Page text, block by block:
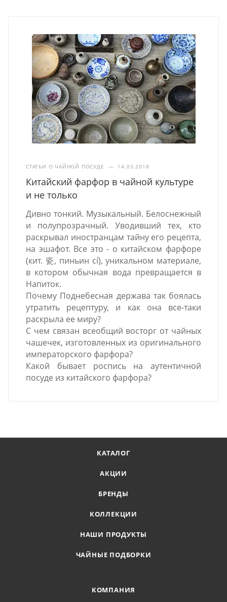
СТАТЬИ О ЧАЙНОЙ ПОСУДЕ — 14.03.2018
Китайский фарфор в чайной культуре
и не только
Дивно тонкий. Музыкальный. Белоснежный
и полупрозрачный. Уводивший тех, кто
раскрывал иностранцам тайну его рецепта,
на эшафот. Все это - о китайском фарфоре
(кит. 瓷, пиньин cí), уникальном материале,
в котором обычная вода превращается в
Напиток.
Почему Поднебесная держава так боялась
утратить рецептуру, и как она все-таки
раскрыла ее миру?
С чем связан всеобщий восторг от чайных
чашечек, изготовленных из оригинального
императорского фарфора?
Какой бывает роспись на аутентичной
посуде из китайского фарфора?
КАТАЛОГ
АКЦИИ
БРЕНДЫ
КОЛЛЕКЦИИ
НАШИ ПРОДУКТЫ
ЧАЙНЫЕ ПОДБОРКИ
КОМПАНИЯ